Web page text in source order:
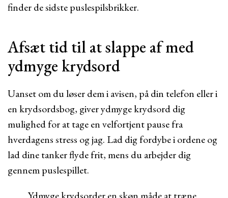
finder de sidste puslespilsbrikker.
Afsæt tid til at slappe af med
ydmyge krydsord
Uanset om du løser dem i avisen, på din telefon eller i
en krydsordsbog, giver ydmyge krydsord dig
mulighed for at tage en velfortjent pause fra
hverdagens stress og jag. Lad dig fordybe i ordene og
lad dine tanker flyde frit, mens du arbejder dig
gennem puslespillet.